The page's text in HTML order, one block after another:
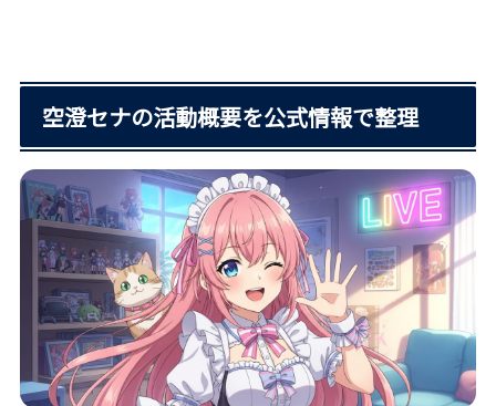
空澄セナの活動概要を公式情報で整理